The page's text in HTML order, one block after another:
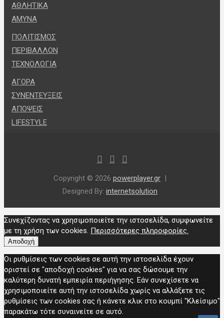
ΑΘΛΗΤΙΚΑ
ΑΜΥΝΑ
ΠΟΛΙΤΙΣΜΟΣ
ΠΕΡΙΒΑΛΛΟΝ
ΤΕΧΝΟΛΟΓΙΑ
ΑΓΟΡΑ
ΣΥΝΕΝΤΕΥΞΕΙΣ
ΑΠΟΨΕΙΣ
LIFESTYLE
Copyright © 2026 powerplayer.gr
Designed By: internetsolution
Συνεχίζοντας να χρησιμοποιείτε την ιστοσελίδα, συμφωνείτε
με τη χρήση των cookies. Περισσότερες πληροφορίες.
Αποδοχή
Οι ρυθμίσεις των cookies σε αυτή την ιστοσελίδα έχουν
οριστεί σε "αποδοχή cookies" για να σας δώσουμε την
καλύτερη δυνατή εμπειρία περιήγησης. Εάν συνεχίσετε να
χρησιμοποιείτε αυτή την ιστοσελίδα χωρίς να αλλάξετε τις
ρυθμίσεις των cookies σας ή κάνετε κλικ στο κουμπί "Κλείσιμο"
παρακάτω τότε συναινείτε σε αυτό.